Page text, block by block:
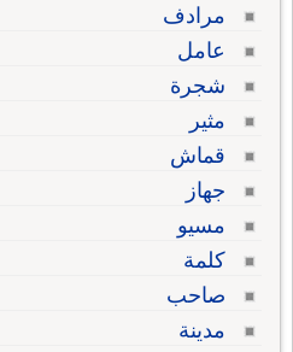
مرادف
عامل
شجرة
مثير
قماش
جهاز
مسيو
كلمة
صاحب
مدينة